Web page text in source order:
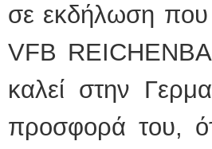
σε εκδήλωση που
VFB
καλεί στην
προσφορά του,